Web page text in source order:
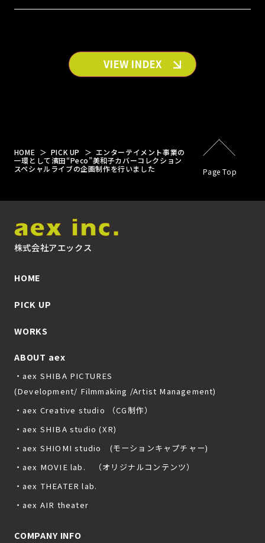
VIEW INDEX
HOME PICK UP
エンターテイメント事業の
一環として濱田“Peco”美和子カバーコレクション
スペシャルライブの企画制作を行いました
Page Top
株式会社アエックス
HOME
PICK UP
WORKS
ABOUT aex
・aex SHIBA PICTURES
(Development/ Filmmaking /Artist Management)
・aex Creative studio （CG制作）
・aex SHIBA studio (XR)
・aex SHIOMI studio (モーションキャプチャー)
・aex MOVIE lab. （オリジナルコンテンツ）
・aex THEATER lab.
・aex AIR theater
COMPANY INFO